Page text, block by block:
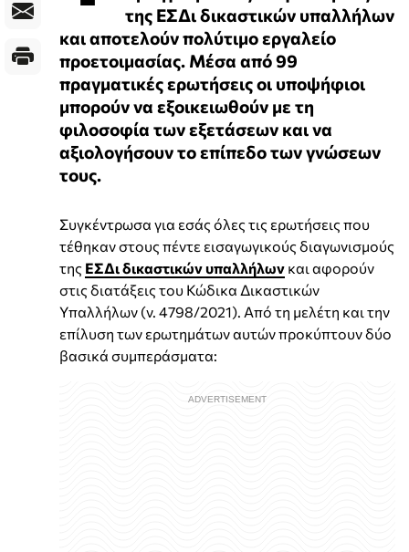
της ΕΣΔι δικαστικών υπαλλήλων
και αποτελούν πολύτιμο εργαλείο
προετοιμασίας. Μέσα από 99
πραγματικές ερωτήσεις οι υποψήφιοι
μπορούν να εξοικειωθούν με τη
φιλοσοφία των εξετάσεων και να
αξιολογήσουν το επίπεδο των γνώσεων
τους.
Συγκέντρωσα για εσάς όλες τις ερωτήσεις που
τέθηκαν στους πέντε εισαγωγικούς διαγωνισμούς
της ΕΣΔι δικαστικών υπαλλήλων και αφορούν
στις διατάξεις του Κώδικα Δικαστικών
Υπαλλήλων (ν. 4798/2021). Από τη μελέτη και την
επίλυση των ερωτημάτων αυτών προκύπτουν δύο
βασικά συμπεράσματα: